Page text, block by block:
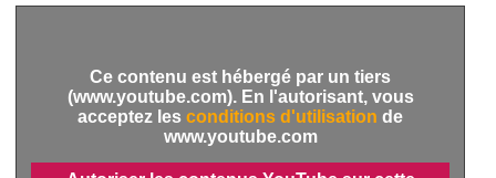
Ce contenu est hébergé par un tiers
(www.youtube.com). En l'autorisant, vous
acceptez les conditions d'utilisation de
www.youtube.com